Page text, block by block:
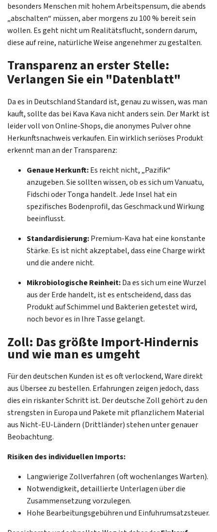
besonders Menschen mit hohem Arbeitspensum, die abends
„abschalten“ müssen, aber morgens zu 100 % bereit sein
wollen. Es geht nicht um Realitätsflucht, sondern darum,
diese auf reine, natürliche Weise angenehmer zu gestalten.
Transparenz an erster Stelle:
Verlangen Sie ein "Datenblatt"
Da es in Deutschland Standard ist, genau zu wissen, was man
kauft, sollte das bei Kava Kava nicht anders sein. Der Markt ist
leider voll von Online-Shops, die anonymes Pulver ohne
Herkunftsnachweis verkaufen. Ein wirklich seriöses Produkt
erkennt man an der Transparenz:
Genaue Herkunft:Es reicht nicht, „Pazifik“
anzugeben. Sie sollten wissen, ob es sich um Vanuatu,
Fidschi oder Tonga handelt. Jede Insel hat ein
spezifisches Bodenprofil, das Geschmack und Wirkung
beeinflusst.
Standardisierung:Premium-Kava hat eine konstante
Stärke. Es ist nicht akzeptabel, dass eine Charge wirkt
und die andere nicht.
Mikrobiologische Reinheit:Da es sich um eine Wurzel
aus der Erde handelt, ist es entscheidend, dass das
Produkt auf Schimmel und Bakterien getestet wird,
noch bevor es in Ihre Tasse gelangt.
Zoll: Das größte Import-Hindernis
und wie man es umgeht
Für den deutschen Kunden ist es oft verlockend, Ware direkt
aus Übersee zu bestellen. Erfahrungen zeigen jedoch, dass
dies ein riskanter Schritt ist. Der deutsche Zoll gehört zu den
strengsten in Europa und Pakete mit pflanzlichem Material
aus Nicht-EU-Ländern (Drittländer) stehen unter genauer
Beobachtung.
Risiken des individuellen Imports:
Langwierige Zollverfahren (oft wochenlanges Warten).
Notwendigkeit, detaillierte Unterlagen über die
Zusammensetzung vorzulegen.
Hohe Bearbeitungsgebühren und Einfuhrumsatzsteuer.